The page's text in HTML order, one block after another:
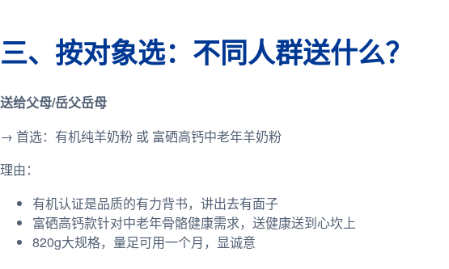
三、按对象选：不同人群送什么？
送给父母/岳父岳母
→ 首选：有机纯羊奶粉 或 富硒高钙中老年羊奶粉
理由：
有机认证是品质的有力背书，讲出去有面子
富硒高钙款针对中老年骨骼健康需求，送健康送到心坎上
820g大规格，量足可用一个月，显诚意